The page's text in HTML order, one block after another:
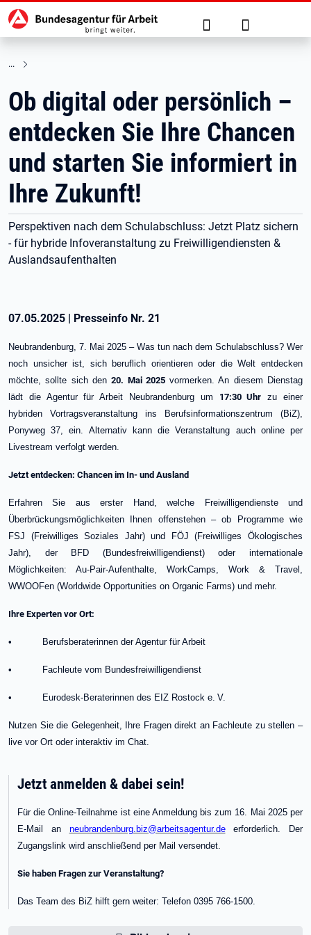
zu den Hauptinhalten springen
Hauptnavigation Suche Anmelden
Ob digital oder persönlich –
entdecken Sie Ihre Chancen
und starten Sie informiert in
Ihre Zukunft!
Perspektiven nach dem Schulabschluss: Jetzt Platz sichern
- für hybride Infoveranstaltung zu Freiwilligendiensten &
Auslandsaufenthalten
07.05.2025 | Presseinfo Nr. 21
Neubrandenburg, 7. Mai 2025 – Was tun nach dem Schulabschluss? Wer
noch unsicher ist, sich beruflich orientieren oder die Welt entdecken
möchte, sollte sich den20. Mai 2025vormerken. An diesem Dienstag
lädt die Agentur für Arbeit Neubrandenburg um 17:30 Uhr zu einer
hybriden Vortragsveranstaltung ins Berufsinformationszentrum (BiZ),
Ponyweg 37, ein. Alternativ kann die Veranstaltung auch online per
Livestream verfolgt werden.
Jetzt entdecken: Chancen im In- und Ausland
Erfahren Sie aus erster Hand, welche Freiwilligendienste und
Überbrückungsmöglichkeiten Ihnen offenstehen – ob Programme wie
FSJ (Freiwilliges Soziales Jahr) und FÖJ (Freiwilliges Ökologisches
Jahr), der BFD (Bundesfreiwilligendienst) oder internationale
Möglichkeiten: Au-Pair-Aufenthalte, WorkCamps, Work & Travel,
WWOOFen (Worldwide Opportunities on Organic Farms) und mehr.
Ihre Experten vor Ort:
• Berufsberaterinnen der Agentur für Arbeit
• Fachleute vom Bundesfreiwilligendienst
• Eurodesk-Beraterinnen des EIZ Rostock e. V.
Nutzen Sie die Gelegenheit, Ihre Fragen direkt an Fachleute zu stellen –
live vor Ort oder interaktiv im Chat.
Jetzt anmelden & dabei sein!
Für die Online-Teilnahme ist eine Anmeldung bis zum 16. Mai 2025 per
E-Mail an neubrandenburg.biz@arbeitsagentur.deerforderlich. Der
Zugangslink wird anschließend per Mail versendet.
Sie haben Fragen zur Veranstaltung?
Das Team des BiZ hilft gern weiter: Telefon 0395 766-1500.